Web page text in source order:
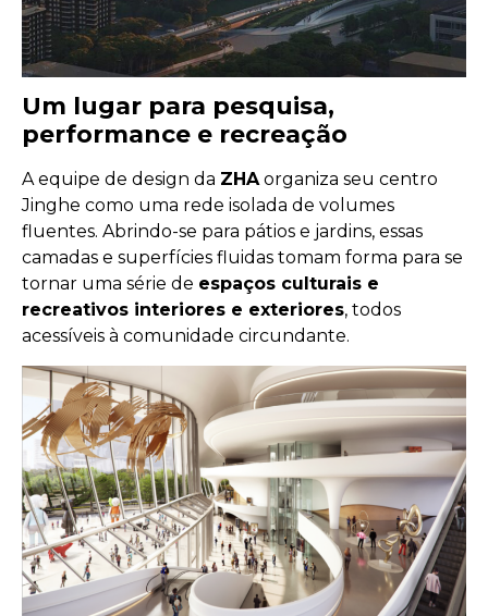
Um lugar para pesquisa,
performance e recreação
A equipe de design da ZHAorganiza seu centro
Jinghe como uma rede isolada de volumes
fluentes. Abrindo-se para pátios e jardins, essas
camadas e superfícies fluidas tomam forma para se
tornar uma série de espaços culturais e
recreativos interiores e exteriores, todos
acessíveis à comunidade circundante.